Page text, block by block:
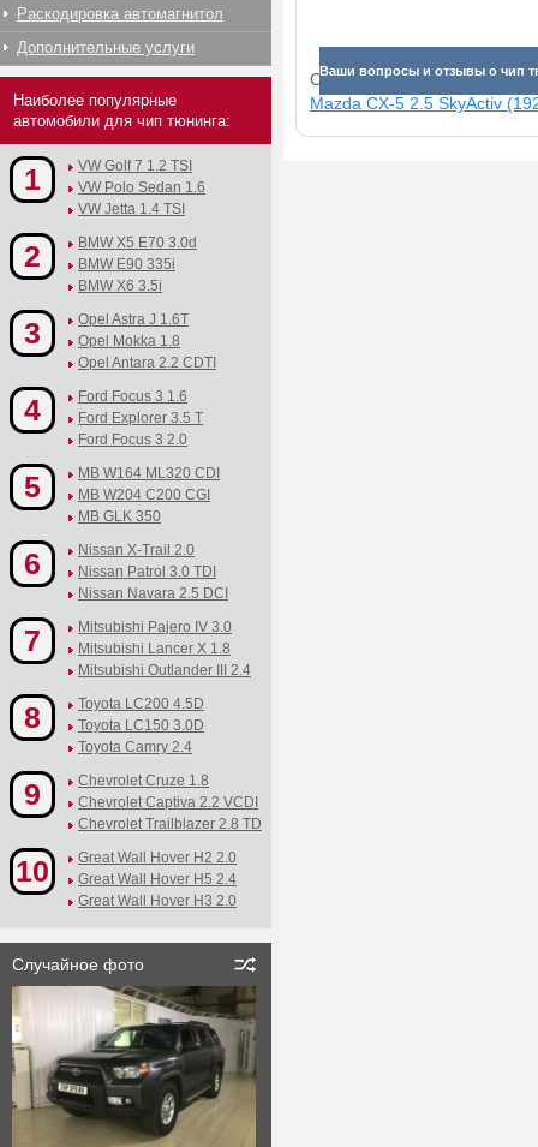
Ваши вопросы и отзывы о чип
Смотрите прибавки для
Mazda CX-5 2.5 SkyActiv
Раскодировка автомагнитол
Дополнительные услуги
Наиболее популярные
автомобили для чип тюнинга:
1
VW Golf 7 1.2 TSI
VW Polo Sedan 1.6
VW Jetta 1.4 TSI
2
BMW X5 E70 3.0d
BMW E90 335i
BMW X6 3.5i
3
Opel Astra J 1.6T
Opel Mokka 1.8
Opel Antara 2.2 CDTI
4
Ford Focus 3 1.6
Ford Explorer 3.5 T
Ford Focus 3 2.0
5
MB W164 ML320 CDI
MB W204 C200 CGI
MB GLK 350
6
Nissan X-Trail 2.0
Nissan Patrol 3.0 TDI
Nissan Navara 2.5 DCI
7
Mitsubishi Pajero IV 3.0
Mitsubishi Lancer X 1.8
Mitsubishi Outlander III 2.4
8
Toyota LC200 4.5D
Toyota LC150 3.0D
Toyota Camry 2.4
9
Chevrolet Cruze 1.8
Chevrolet Captiva 2.2 VCDI
Chevrolet Trailblazer 2.8 TD
10
Great Wall Hover H2 2.0
Great Wall Hover H5 2.4
Great Wall Hover H3 2.0
Случайное фото